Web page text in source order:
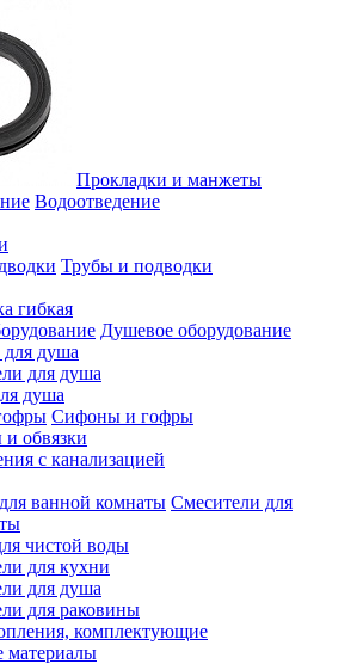
Прокладки и манжеты
Водоотведение
Трубы и подводки
гибкая
Душевое оборудование
душа
для душа
душа
Сифоны и гофры
обвязки
с канализацией
Смесители для
чистой воды
для кухни
для душа
для раковины
комплектующие
материалы